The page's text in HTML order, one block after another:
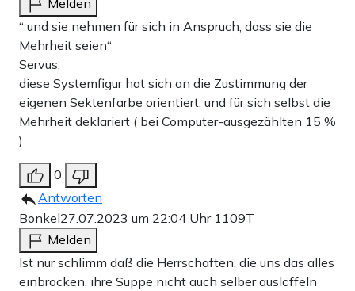
Melden
“ und sie nehmen für sich in Anspruch, dass sie die
Mehrheit seien“
Servus,
diese Systemfigur hat sich an die Zustimmung der
eigenen Sektenfarbe orientiert, und für sich selbst die
Mehrheit deklariert ( bei Computer-ausgezählten 15 %
)
0
Antworten
Bonkel27.07.2023 um 22:04 Uhr 1109T
Melden
Ist nur schlimm daß die Herrschaften, die uns das alles
einbrocken, ihre Suppe nicht auch selber auslöffeln